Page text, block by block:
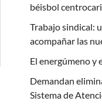
béisbol
Trabajo sindical:
acompañar las
El energúmeno y
Demandan
Sistema de